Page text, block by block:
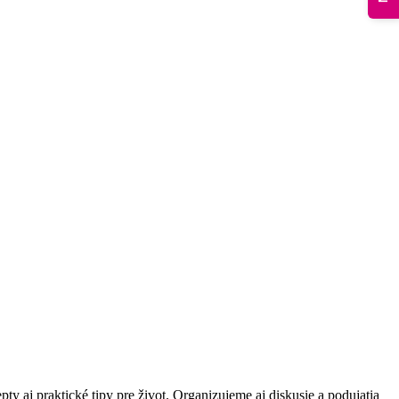
aj praktické tipy pre život. Organizujeme aj diskusie a podujatia